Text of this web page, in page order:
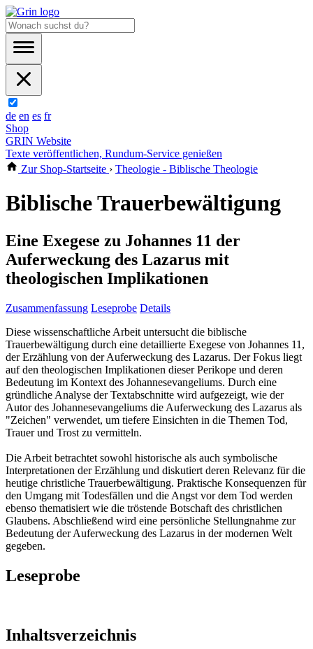
de en es fr
Shop
GRIN Website
Texte veröffentlichen, Rundum-Service genießen
Zur Shop-Startseite › Theologie - Biblische Theologie
Biblische Trauerbewältigung
Eine Exegese zu Johannes 11 der
Auferweckung des Lazarus mit
theologischen Implikationen
Zusammenfassung Leseprobe Details
Diese wissenschaftliche Arbeit untersucht die biblische
Trauerbewältigung durch eine detaillierte Exegese von Johannes 11,
der Erzählung von der Auferweckung des Lazarus. Der Fokus liegt
auf den theologischen Implikationen dieser Perikope und deren
Bedeutung im Kontext des Johannesevangeliums. Durch eine
gründliche Analyse der Textabschnitte wird aufgezeigt, wie der
Autor des Johannesevangeliums die Auferweckung des Lazarus als
"Zeichen" verwendet, um tiefere Einsichten in die Themen Tod,
Trauer und Trost zu vermitteln.
Die Arbeit betrachtet sowohl historische als auch symbolische
Interpretationen der Erzählung und diskutiert deren Relevanz für die
heutige christliche Trauerbewältigung. Praktische Konsequenzen für
den Umgang mit Todesfällen und die Angst vor dem Tod werden
ebenso thematisiert wie die tröstende Botschaft des christlichen
Glaubens. Abschließend wird eine persönliche Stellungnahme zur
Bedeutung der Auferweckung des Lazarus in der modernen Welt
gegeben.
Leseprobe
Inhaltsverzeichnis